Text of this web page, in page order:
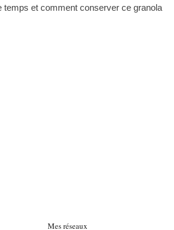
et comment conserver ce granola
Mes réseaux